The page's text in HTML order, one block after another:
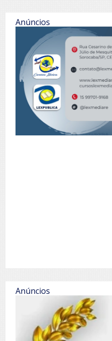
Anúncios
Anúncios